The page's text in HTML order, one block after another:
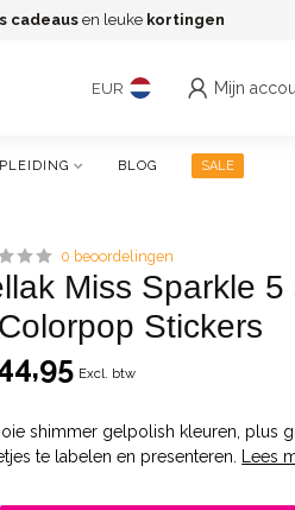
cadeausen leuke kortingen
EUR Mijn
BLOG SALE
0 beoordelingen
Miss Sparkle 5
Stickers
Excl. btw
shimmer gelpolish kleuren, plus
te labelen en presenteren.
Lees